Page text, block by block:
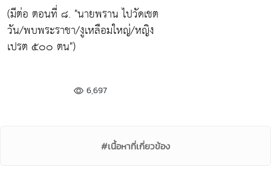
(มีต่อ ตอนที่ ๘. "นายพราน ไปวัดเชต
วัน/พบพระราชา/งูเหลือมใหญ่/หญิง
เปรต ๕๐๐ ตน")
6,697
#เนื้อหาที่เกี่ยวข้อง